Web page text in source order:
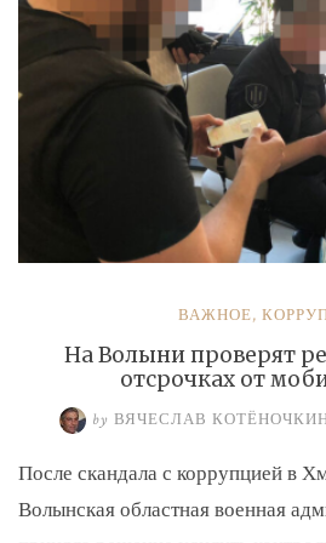
ВАЖНОЕ,
На Волыни проверят
отсрочках от
by ВЯЧЕСЛАВ
После скандала с коррупцией в
Волынская областная военная